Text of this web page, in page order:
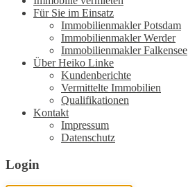
Für Sie im Einsatz
Immobilienmakler Potsdam
Immobilienmakler Werder
Immobilienmakler Falkensee
Über Heiko Linke
Kundenberichte
Vermittelte Immobilien
Qualifikationen
Kontakt
Impressum
Datenschutz
Login